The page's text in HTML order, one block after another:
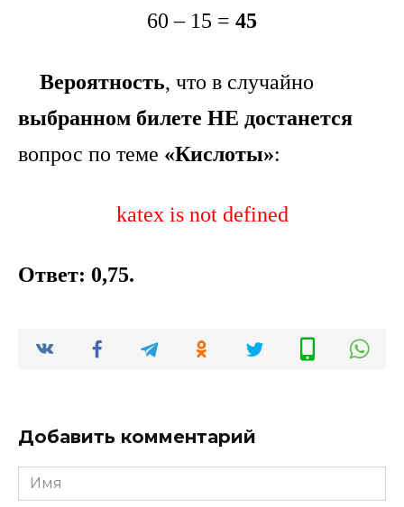
60 – 15 = 45
Вероятность, что в случайно
выбранном билете НЕ достанется
вопрос по теме «Кислоты»:
katex is not defined
Ответ: 0,75.
Добавить комментарий
Имя
*